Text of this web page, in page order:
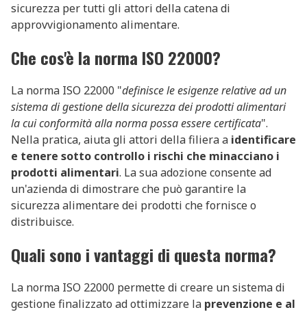
sicurezza per tutti gli attori della catena di
approvvigionamento alimentare.
Che cos'è la norma ISO 22000?
La norma ISO 22000 "definisce le esigenze relative ad un
sistema di gestione della sicurezza dei prodotti alimentari
la cui conformità alla norma possa essere certificata".
Nella pratica, aiuta gli attori della filiera a identificare
e tenere sotto controllo i rischi che minacciano i
prodotti alimentari. La sua adozione consente ad
un'azienda di dimostrare che può garantire la
sicurezza alimentare dei prodotti che fornisce o
distribuisce.
Quali sono i vantaggi di questa norma?
La norma ISO 22000 permette di creare un sistema di
gestione finalizzato ad ottimizzare la prevenzione e al